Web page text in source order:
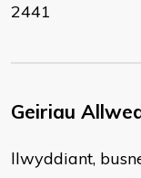
2441
Geiriau
llwyddiant,